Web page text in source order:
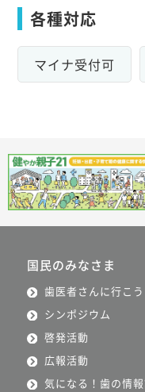
各種対応
マイナ受付可
国民のみなさま
歯医者さんに行こう
シンポジウム
啓発活動
広報活動
気になる！歯の情